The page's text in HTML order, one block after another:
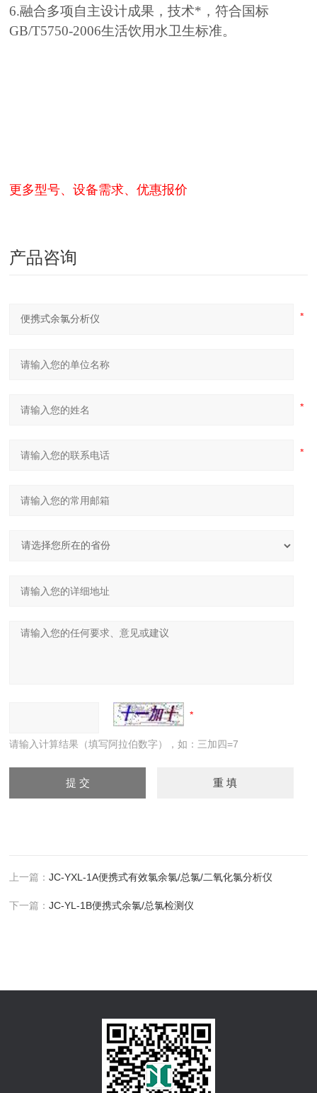
6.融合多项自主设计成果，技术*，符合国标
GB/T5750-2006生活饮用水卫生标准。
更多型号、设备需求、优惠报价
产品咨询
请输入计算结果（填写阿拉伯数字），如：三加四=7
上一篇：JC-YXL-1A便携式有效氯余氯/总氯/二氧化氯分析仪
下一篇：JC-YL-1B便携式余氯/总氯检测仪